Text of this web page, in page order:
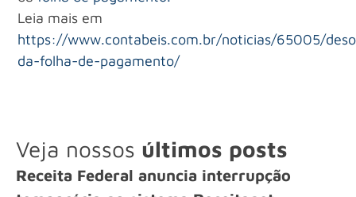
Leia mais em
https://www.contabeis.com.br/noticias/65005/
da-folha-de-pagamento/
Veja nossos últimos posts
Receita Federal anuncia interrupção